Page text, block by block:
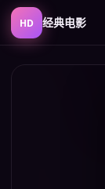
HD 经典电影